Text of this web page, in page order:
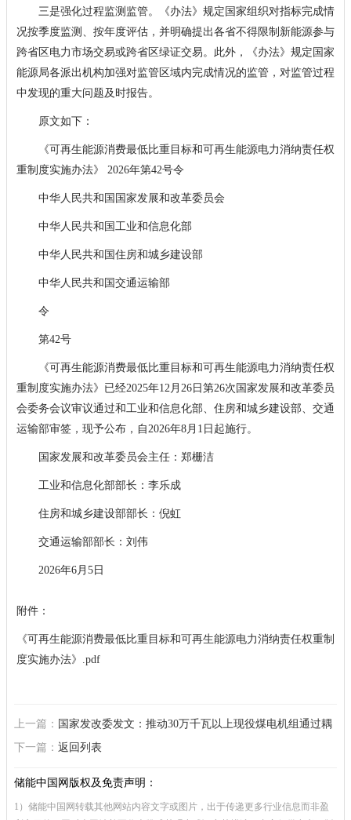
三是强化过程监测监管。《办法》规定国家组织对指标完成情
况按季度监测、按年度评估，并明确提出各省不得限制新能源参与
跨省区电力市场交易或跨省区绿证交易。此外，《办法》规定国家
能源局各派出机构加强对监管区域内完成情况的监管，对监管过程
中发现的重大问题及时报告。
原文如下：
《可再生能源消费最低比重目标和可再生能源电力消纳责任权
重制度实施办法》 2026年第42号令
中华人民共和国国家发展和改革委员会
中华人民共和国工业和信息化部
中华人民共和国住房和城乡建设部
中华人民共和国交通运输部
令
第42号
《可再生能源消费最低比重目标和可再生能源电力消纳责任权
重制度实施办法》已经2025年12月26日第26次国家发展和改革委员
会委务会议审议通过和工业和信息化部、住房和城乡建设部、交通
运输部审签，现予公布，自2026年8月1日起施行。
国家发展和改革委员会主任：郑栅洁
工业和信息化部部长：李乐成
住房和城乡建设部部长：倪虹
交通运输部部长：刘伟
2026年6月5日
附件：
《可再生能源消费最低比重目标和可再生能源电力消纳责任权重制
度实施办法》.pdf
上一篇： 国家发改委发文：推动30万千瓦以上现役煤电机组通过耦
合新能源、加装储能储热等方式实施低碳化改造
下一篇： 返回列表
储能中国网版权及免责声明：
1）储能中国网转载其他网站内容文字或图片，出于传递更多行业信息而非盈